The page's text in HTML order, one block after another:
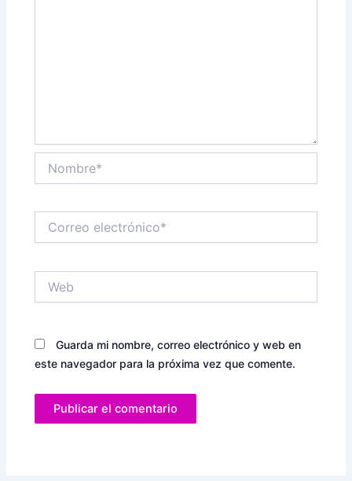
electrónico*
Guarda mi nombre, correo electrónico y web en
este navegador para la próxima vez que comente.